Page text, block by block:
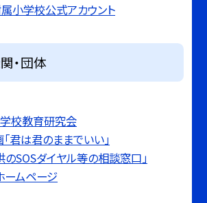
小学校公式アカウント
・団体
校教育研究会
君は君のままでいい」
SOSダイヤル等の相談窓口」
ームページ